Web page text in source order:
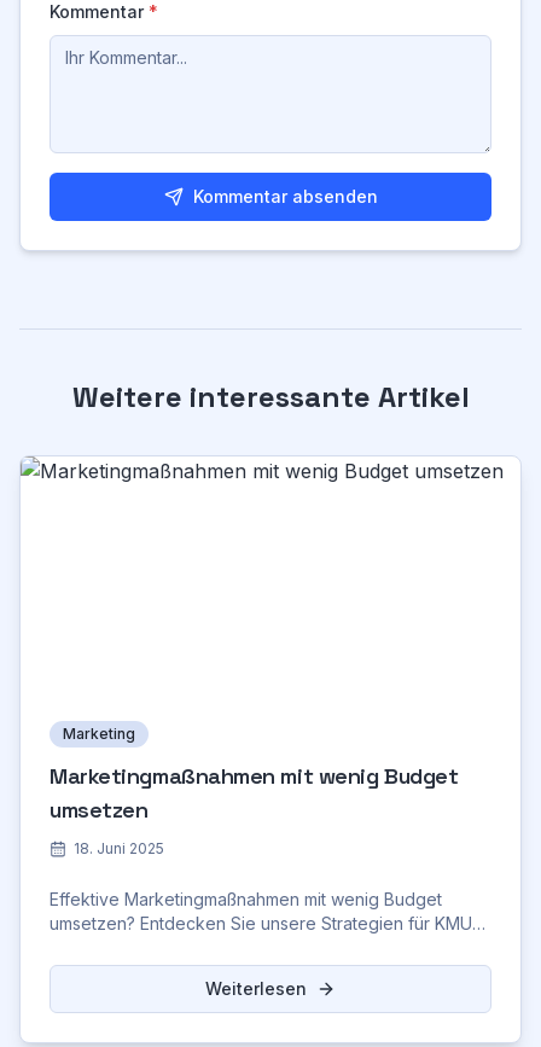
Kommentar *
Kommentar absenden
Weitere interessante Artikel
Marketing
Marketingmaßnahmen mit wenig Budget
umsetzen
18. Juni 2025
Effektive Marketingmaßnahmen mit wenig Budget
umsetzen? Entdecken Sie unsere Strategien für KMUs
Weiterlesen